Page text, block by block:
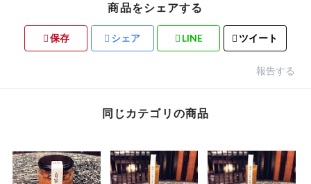
商品をシェアする
保存 シェア LINE ツイート
報告する
同じカテゴリの商品